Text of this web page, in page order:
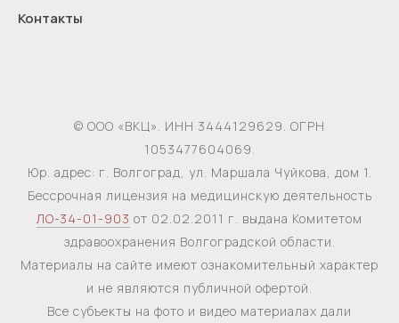
Контакты
© ООО «ВКЦ». ИНН 3444129629. ОГРН
1053477604069.
Юр. адрес: г. Волгоград, ул. Маршала Чуйкова, дом 1.
Бессрочная лицензия на медицинскую деятельность
ЛО-34-01-903 от 02.02.2011 г. выдана Комитетом
здравоохранения Волгоградской области.
Материалы на сайте имеют ознакомительный характер
и не являются публичной офертой.
Все субъекты на фото и видео материалах дали